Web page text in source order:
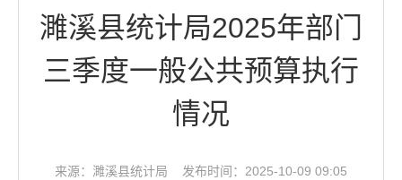
濉溪县统计局2025年部门
三季度一般公共预算执行
情况
来源：濉溪县统计局
发布时间：2025-10-09 09:05